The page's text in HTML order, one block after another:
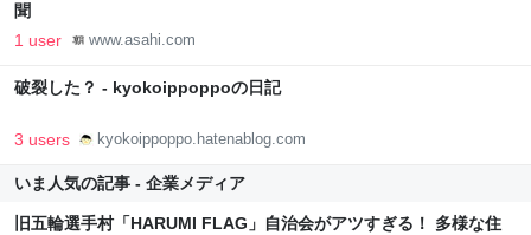
聞
1 user www.asahi.com
破裂した？ - kyokoippoppoの日記
3 users kyokoippoppo.hatenablog.com
いま人気の記事 - 企業メディア
旧五輪選手村「HARUMI FLAG」自治会がアツすぎる！ 多様な住